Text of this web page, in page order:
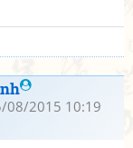
08/2015 10:19